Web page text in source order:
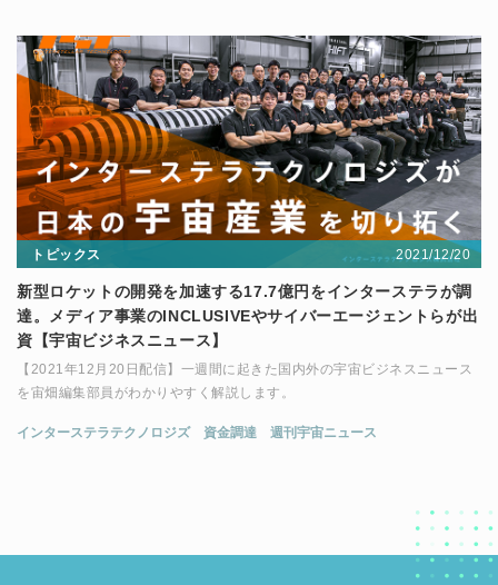
トピックス 2021/12/20
新型ロケットの開発を加速する17.7億円をインターステラが調
達。メディア事業のINCLUSIVEやサイバーエージェントらが出
資【宇宙ビジネスニュース】
【2021年12月20日配信】一週間に起きた国内外の宇宙ビジネスニュース
を宙畑編集部員がわかりやすく解説します。
インターステラテクノロジズ 資金調達 週刊宇宙ニュース